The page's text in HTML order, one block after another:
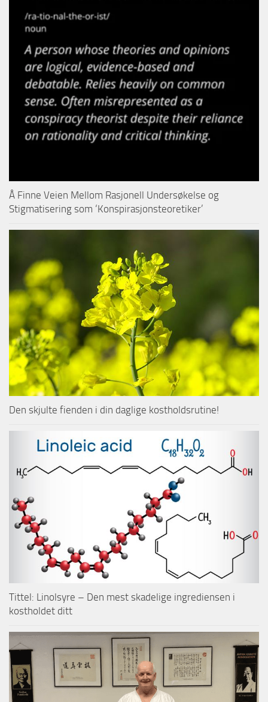
Å Finne Veien Mellom Rasjonell Undersøkelse og
Stigmatisering som ‘Konspirasjonsteoretiker’
Den skjulte fienden i din daglige kostholdsrutine!
Tittel: Linolsyre – Den mest skadelige ingrediensen i
kostholdet ditt